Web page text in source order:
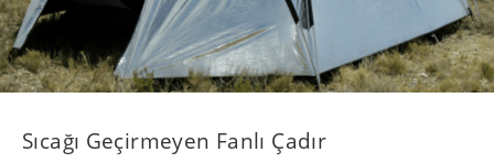
​Sıcağı Geçirmeyen Fanlı Çadır